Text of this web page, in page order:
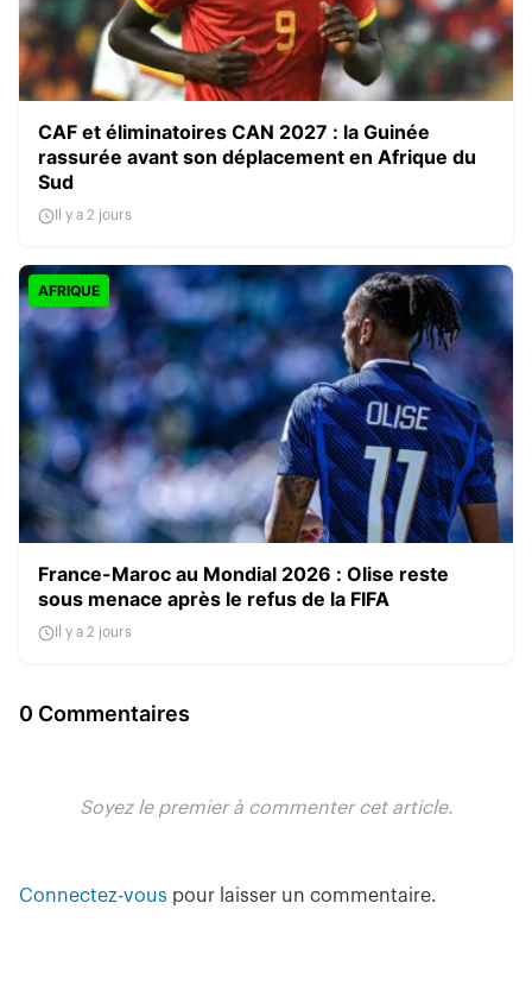
CAF et éliminatoires CAN 2027 : la Guinée
rassurée avant son déplacement en Afrique du
Sud
Il y a 2 jours
AFRIQUE
France-Maroc au Mondial 2026 : Olise reste
sous menace après le refus de la FIFA
Il y a 2 jours
0 Commentaires
Soyez le premier à commenter cet article.
Connectez-vous pour laisser un commentaire.